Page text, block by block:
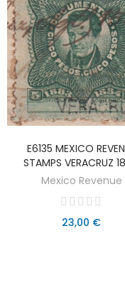
AÑADIR AL
E6135 MEXICO
STAMPS VERACRUZ
Mexico Revenue
23,00 €